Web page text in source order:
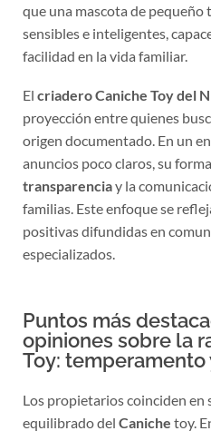
que una mascota de pequeño
sensibles e inteligentes,
facilidad en la vida familiar.
El criaderoCaniche Toy del
proyección entre quienes
origen documentado. En un
anuncios poco claros, su
transparenciay la
familias. Este enfoque se
positivas difundidas en
especializados.
Puntos más
opiniones sobre la
Toy: temperamento
Los propietarios coinciden en
equilibrado del Caniche toy.